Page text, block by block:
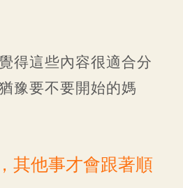
得這些內容很適合分
豫要不要開始的媽
其他事才會跟著順